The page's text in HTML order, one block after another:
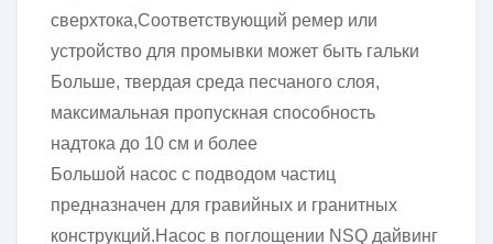
сверхтока,Соответствующий ремер или
устройство для промывки может быть гальки
Больше, твердая среда песчаного слоя,
максимальная пропускная способность
надтока до 10 см и более
Большой насос с подводом частиц
предназначен для гравийных и гранитных
конструкций.Насос в поглощении NSQ дайвинг